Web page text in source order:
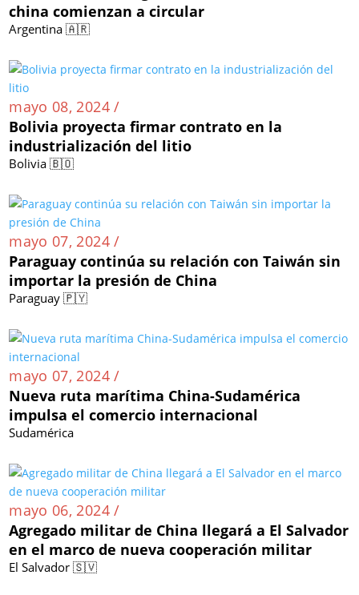
china comienzan a circular
Argentina 🇦🇷
mayo 08, 2024 /
Bolivia proyecta firmar contrato en la
industrialización del litio
Bolivia 🇧🇴
mayo 07, 2024 /
Paraguay continúa su relación con Taiwán sin
importar la presión de China
Paraguay 🇵🇾
mayo 07, 2024 /
Nueva ruta marítima China-Sudamérica
impulsa el comercio internacional
Sudamérica
mayo 06, 2024 /
Agregado militar de China llegará a El Salvador
en el marco de nueva cooperación militar
El Salvador 🇸🇻